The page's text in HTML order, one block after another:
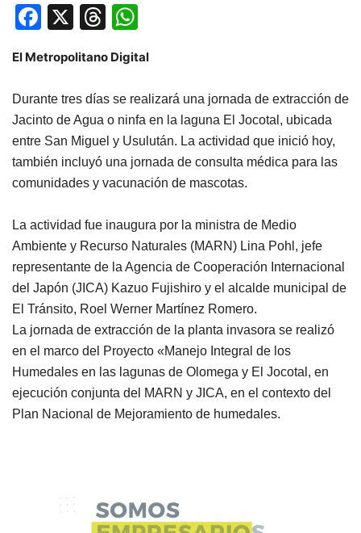
Facebook
X Threads
El Metropolitano Digital
Durante tres días se realizará una jornada de extracción de
Jacinto de Agua o ninfa en la laguna El Jocotal, ubicada
entre San Miguel y Usulután. La actividad que inició hoy,
también incluyó una jornada de consulta médica para las
comunidades y vacunación de mascotas.
La actividad fue inaugura por la ministra de Medio
Ambiente y Recurso Naturales (MARN) Lina Pohl, jefe
representante de la Agencia de Cooperación Internacional
del Japón (JICA) Kazuo Fujishiro y el alcalde municipal de
El Tránsito, Roel Werner Martínez Romero.
La jornada de extracción de la planta invasora se realizó
en el marco del Proyecto «Manejo Integral de los
Humedales en las lagunas de Olomega y El Jocotal, en
ejecución conjunta del MARN y JICA, en el contexto del
Plan Nacional de Mejoramiento de humedales.